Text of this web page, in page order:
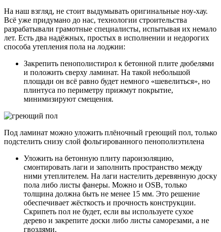
На наш взгляд, не стоит выдумывать оригинальные ноу-хау.
Всё уже придумано до нас, технологии строительства
разрабатывали грамотные специалисты, испытывая их немало
лет. Есть два надёжных, простых в исполнении и недорогих
способа утепления пола на лоджии:
Закрепить пенополистирол к бетонной плите дюбелями
и положить сверху ламинат. На такой небольшой
площади он всё равно будет немного «шевелиться», но
плинтуса по периметру прижмут покрытие,
минимизируют смещения.
Под ламинат можно уложить плёночный греющий пол, только
подстелить снизу слой фольгированного пенополиэтилена
Уложить на бетонную плиту пароизоляцию,
смонтировать лаги и заполнить пространство между
ними утеплителем. На лаги настелить деревянную доску
пола либо листы фанеры. Можно и OSB, только
толщина должна быть не менее 15 мм. Это решение
обеспечивает жёсткость и прочность конструкции.
Скрипеть пол не будет, если вы используете сухое
дерево и закрепите доски либо листы саморезами, а не
гвоздями.